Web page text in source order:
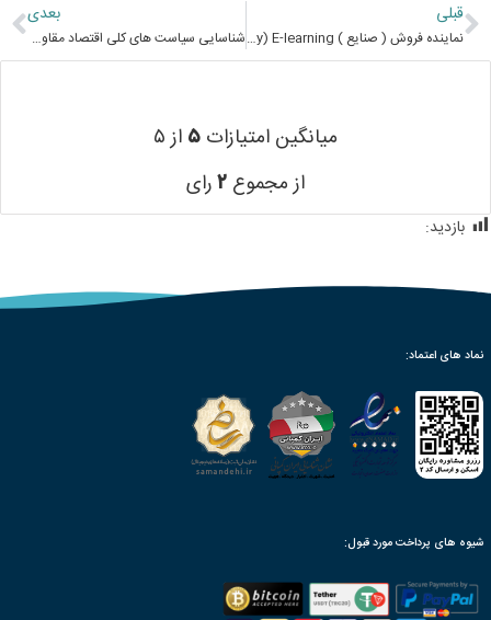
قبلی
نماینده فروش ( صنایع ) Sales Representative (Industry) E-learning
بعدی
شناسایی سیاست های کلی اقتصاد مقاومتی Identifying the general policies of the resistance economy E-learning
میانگین امتیازات ۵ از ۵
از مجموع ۲رای
بازدید: